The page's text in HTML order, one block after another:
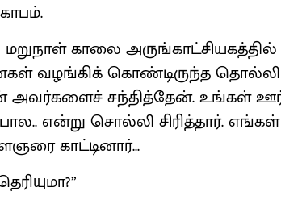
மறுநாள் காலை
வழங்கிக் கொண்டிருந்த
அவர்களைச் சந்தித்தேன். உங்கள்
என்று சொல்லி சிரித்தார்.
காட்டினார்...